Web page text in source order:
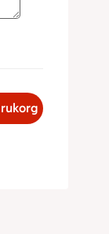
ett värde